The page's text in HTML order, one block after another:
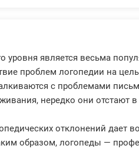
является весьма
проблем логопедии на
с проблемами
нередко они отстают в
отклонений дает
образом, логопеды —